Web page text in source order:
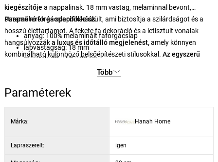
kiegészítője a nappalinak. 18 mm vastag, melaminnal bevont,
strapabíró forgácslapból készült, ami biztosítja a szilárdságot és a
hosszú élettartamot. A fekete fa dekoráció és a letisztult vonalak
hangsúlyozzáka luxus és időtálló megjelenést,amely könnyen
kombinálható különböző belsőépítészeti stílusokkal. Az egyszerű
Paraméterek és specifikációk
anyag: 100% melaminált faforgácslap
lapvastagság: 18 mm
méretek: 90 × 60 × 30 cm
méretek: 85 × 30 × 35 cmTöbb
Paraméterek
Márka: Hanah Home
Lapraszerelt: igen